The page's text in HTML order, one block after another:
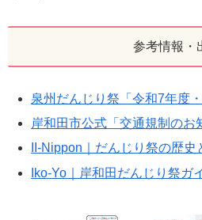
参考情報・
泉州だんじり祭「令和7年度
岸和田市公式「交通規制のお
II‑Nippon｜だんじり祭の歴史
Iko‑Yo｜岸和田だんじり祭ガ